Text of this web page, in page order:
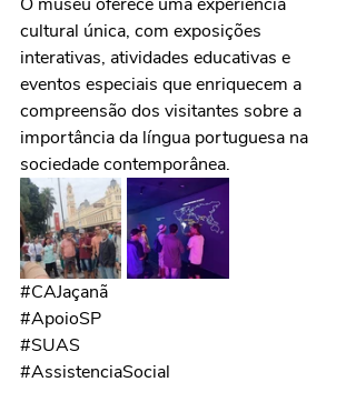
cultural única, com exposições
interativas, atividades educativas e
eventos especiais que enriquecem a
compreensão dos visitantes sobre a
importância da língua portuguesa na
sociedade contemporânea.
#CAJaçanã
#ApoioSP
#SUAS
#AssistenciaSocial